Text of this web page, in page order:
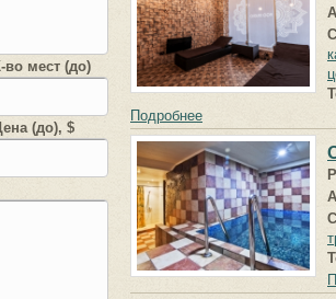
во мест (до)
(до), $
Подробнее